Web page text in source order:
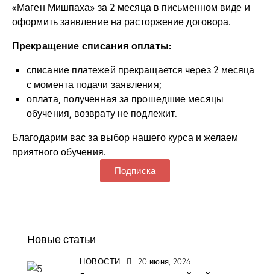
«Маген Мишпаха» за 2 месяца в письменном виде и
оформить заявление на расторжение договора.
Прекращение списания оплаты:
списание платежей прекращается через 2 месяца
с момента подачи заявления;
оплата, полученная за прошедшие месяцы
обучения, возврату не подлежит.
Благодарим вас за выбор нашего курса и желаем
приятного обучения.
Подписка
Новые статьи
НОВОСТИ 20 июня, 2026